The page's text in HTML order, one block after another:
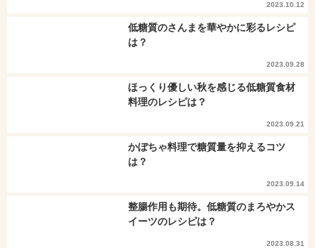
2023.10.12
低糖質のさんまを華やかに彩るレシピ
は？
2023.09.28
ほっくり優しい秋を感じる低糖質食材
料理のレシピは？
2023.09.21
かぼちゃ料理で糖質量を抑えるコツ
は？
2023.09.14
整腸作用も期待。低糖質のまろやかス
イーツのレシピは？
2023.08.31